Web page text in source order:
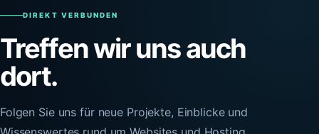
DIREKT VERBUNDEN
Treffen wir uns auch
dort.
Folgen Sie uns für neue Projekte, Einblicke und